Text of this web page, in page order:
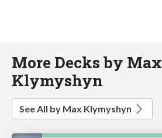
More Decks by Max
Klymyshyn
See All by Max Klymyshyn